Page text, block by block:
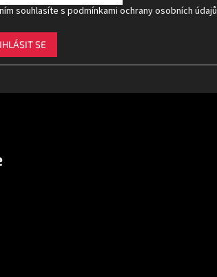
souhlasíte spodmínkami ochrany osobních údajů
SE